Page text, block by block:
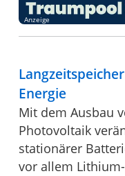
Anzeige
Energie
Mit dem Ausbau
Photovoltaik
stationärer
vor allem